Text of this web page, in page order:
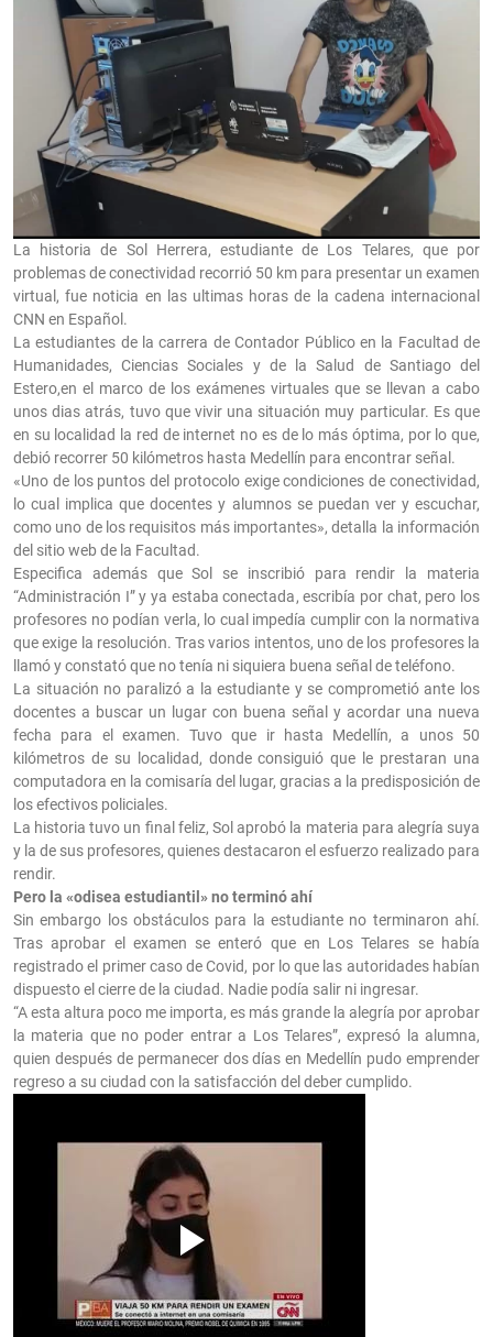
La historia de Sol Herrera, estudiante de Los Telares, que por
problemas de conectividad recorrió 50 km para presentar un examen
virtual, fue noticia en las ultimas horas de la cadena internacional
CNN en Español.
La estudiantes de la carrera de Contador Público en la Facultad de
Humanidades, Ciencias Sociales y de la Salud de Santiago del
Estero,en el marco de los exámenes virtuales que se llevan a cabo
unos dias atrás, tuvo que vivir una situación muy particular. Es que
en su localidad la red de internet no es de lo más óptima, por lo que,
debió recorrer 50 kilómetros hasta Medellín para encontrar señal.
«Uno de los puntos del protocolo exige condiciones de conectividad,
lo cual implica que docentes y alumnos se puedan ver y escuchar,
como uno de los requisitos más importantes», detalla la información
del sitio web de la Facultad.
Especifica además que Sol se inscribió para rendir la materia
“Administración I” y ya estaba conectada, escribía por chat, pero los
profesores no podían verla, lo cual impedía cumplir con la normativa
que exige la resolución. Tras varios intentos, uno de los profesores la
llamó y constató que no tenía ni siquiera buena señal de teléfono.
La situación no paralizó a la estudiante y se comprometió ante los
docentes a buscar un lugar con buena señal y acordar una nueva
fecha para el examen. Tuvo que ir hasta Medellín, a unos 50
kilómetros de su localidad, donde consiguió que le prestaran una
computadora en la comisaría del lugar, gracias a la predisposición de
los efectivos policiales.
La historia tuvo un final feliz, Sol aprobó la materia para alegría suya
y la de sus profesores, quienes destacaron el esfuerzo realizado para
rendir.
Pero la «odisea estudiantil» no terminó ahí
Sin embargo los obstáculos para la estudiante no terminaron ahí.
Tras aprobar el examen se enteró que en Los Telares se había
registrado el primer caso de Covid, por lo que las autoridades habían
dispuesto el cierre de la ciudad. Nadie podía salir ni ingresar.
“A esta altura poco me importa, es más grande la alegría por aprobar
la materia que no poder entrar a Los Telares”, expresó la alumna,
quien después de permanecer dos días en Medellín pudo emprender
regreso a su ciudad con la satisfacción del deber cumplido.